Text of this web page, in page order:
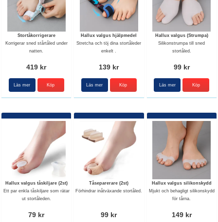
Stortåkorrigerare
Korrigerar sned stårtåled under
natten.
419 kr
Läs mer
Hallux valgus hjälpmedel
Stretcha och töj dina stortåleder
enkelt .
139 kr
Läs mer
Hallux valgus (Strumpa)
Silikonstrumpa till sned
stortåled.
99 kr
Läs mer
Hallux valgus tåskiljare (2st)
Ett par enkla tåskiljare som rätar
ut stortåleden.
79 kr
Tåseparerare (2st)
Förhindrar inåtväxande stortåled.
99 kr
Hallux valgus silikonskydd
Mjukt och behagligt silikonskydd
för tårna.
149 kr